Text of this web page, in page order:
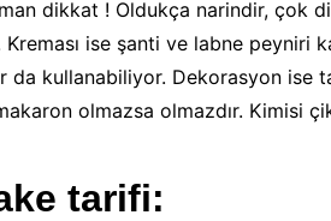
dikkat ! Oldukça narindir, çok
Kreması ise şanti ve labne peyniri
da kullanabiliyor. Dekorasyon ise
olmazsa olmazdır. Kimisi
tarifi: